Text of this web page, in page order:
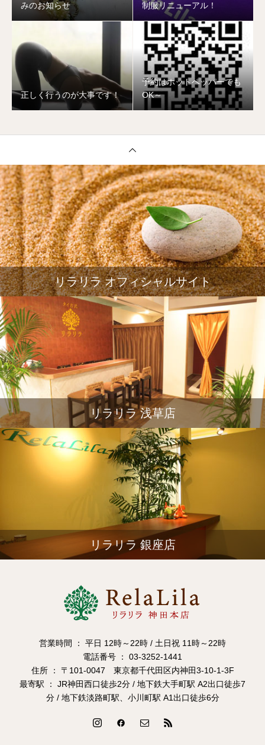
みのお知らせ
制服リニューアル！
正しく行うのが大事です！
予約はホットペッパーでも
OK～
リラリラ オフィシャルサイト
リラリラ 浅草店
リラリラ 銀座店
営業時間 ： 平日 12時～22時 / 土日祝 11時～22時
電話番号 ： 03-3252-1441
住所 ： 〒101-0047 東京都千代田区内神田3-10-1-3F
最寄駅 ： JR神田西口徒歩2分 / 地下鉄大手町駅 A2出口徒歩7
分 / 地下鉄淡路町駅、小川町駅 A1出口徒歩6分